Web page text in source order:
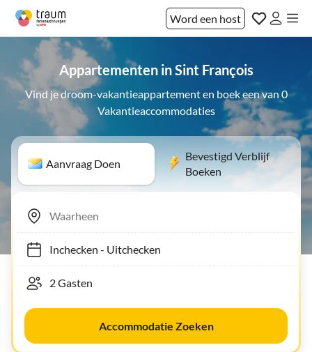
Word een host
Appartementen in Sint François
Vind je droom-vakantieappartement en boek een van 0
Vakantieaccommodaties
Aanvraag Doen
Bevestigd Verblijf
Boeken
Inchecken- Uitchecken
Accommodatie Zoeken